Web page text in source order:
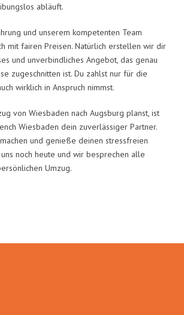
abläuft.
und unserem kompetenten Team
mit fairen Preisen. Natürlich erstellen wir dir
und unverbindliches Angebot, das genau
zugeschnitten ist. Du zahlst nur für die
wirklich in Anspruch nimmst.
von Wiesbaden nach Augsburg planst, ist
Wiesbaden dein zuverlässiger Partner.
und genieße deinen stressfreien
noch heute und wir besprechen alle
Umzug.